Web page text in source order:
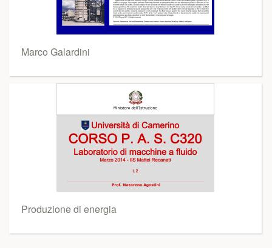
Marco Galardini
Produzione di energia